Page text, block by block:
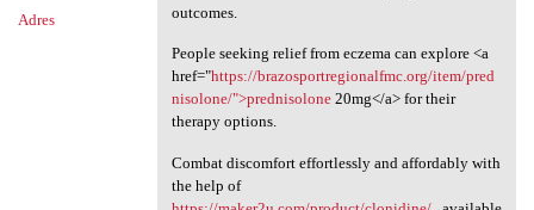
Adres
outcomes.
People seeking relief from eczema can explore <a
href="https://brazosportregionalfmc.org/item/pred
nisolone/">prednisolone20mg</a> for their
therapy options.
Combat discomfort effortlessly and affordably with
the help of